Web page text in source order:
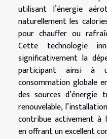
utilisant l’énergie
naturellement les
pour chauffer ou
Cette technologie
significativement la
participant ainsi à
consommation globale
des sources d’énergie
renouvelable,
contribue activement
en offrant un excellent